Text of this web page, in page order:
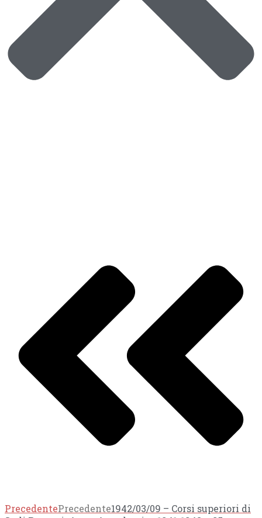
PrecedentePrecedente1942/03/09 – Corsi superiori di